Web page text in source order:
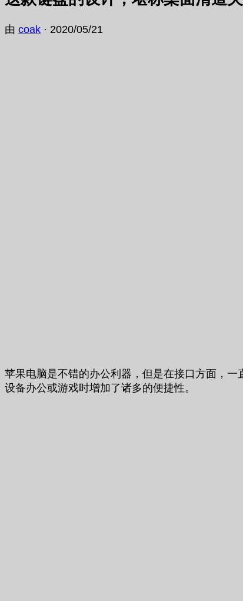
由 coak · 2020/05/21
苹果电脑是不错的办公利器，但是在接口方面，
设备办公或游戏时增加了诸多的便捷性。